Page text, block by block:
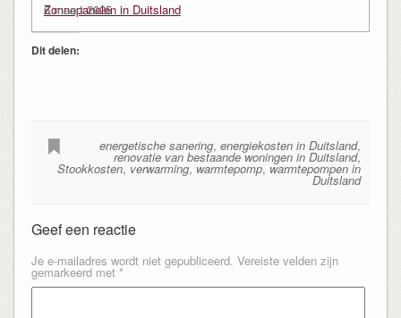
Zonnepanelen in Duitsland
6 maart 2025
Dit delen:
energetische sanering,energiekosten in Duitsland,
renovatie van bestaande woningen in Duitsland,
Stookkosten, verwarming, warmtepomp, warmtepompen in
Duitsland
Geef een reactie
Je e-mailadres wordt niet gepubliceerd. Vereiste velden zijn
gemarkeerd met *